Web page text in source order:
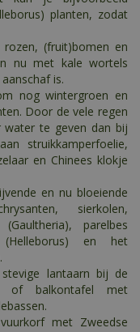
planten, zodat
(fruit)bomen en
nu met kale wortels
is.
nog wintergroen en
Door de vele regen
water te geven dan bij
struikkamperfoelie,
en Chinees klokje
en nu bloeiende
sierkolen,
parelbes
(Helleborus) en het
lantaarn bij de
of balkontafel met
met Zweedse